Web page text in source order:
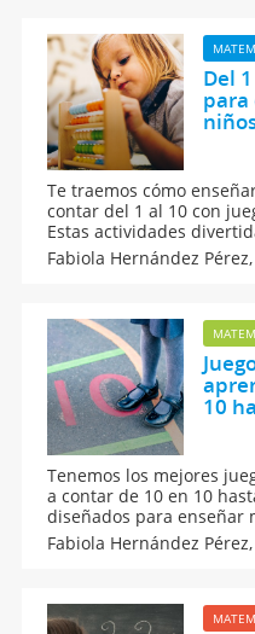
Del
para
Te traemos cómo
contar del 1 al 10 con
Estas actividades
entretenimiento,
habilidades matemáticas
Fabiola Hernández Pérez,
10
Tenemos los mejores
a contar de 10 en 10
diseñados para enseñar
divertida y educativa.
aprendizaje numérico
Fabiola Hernández Pérez,